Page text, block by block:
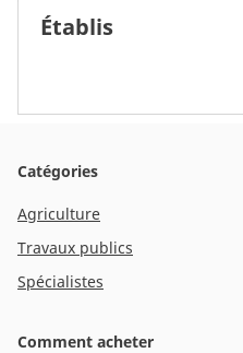
Établis
Catégories
Agriculture
Travaux publics
Spécialistes
Comment acheter